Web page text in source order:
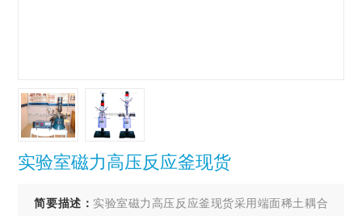
实验室磁力高压反应釜现货
简要描述： 实验室磁力高压反应釜现货采用端面稀土耦合